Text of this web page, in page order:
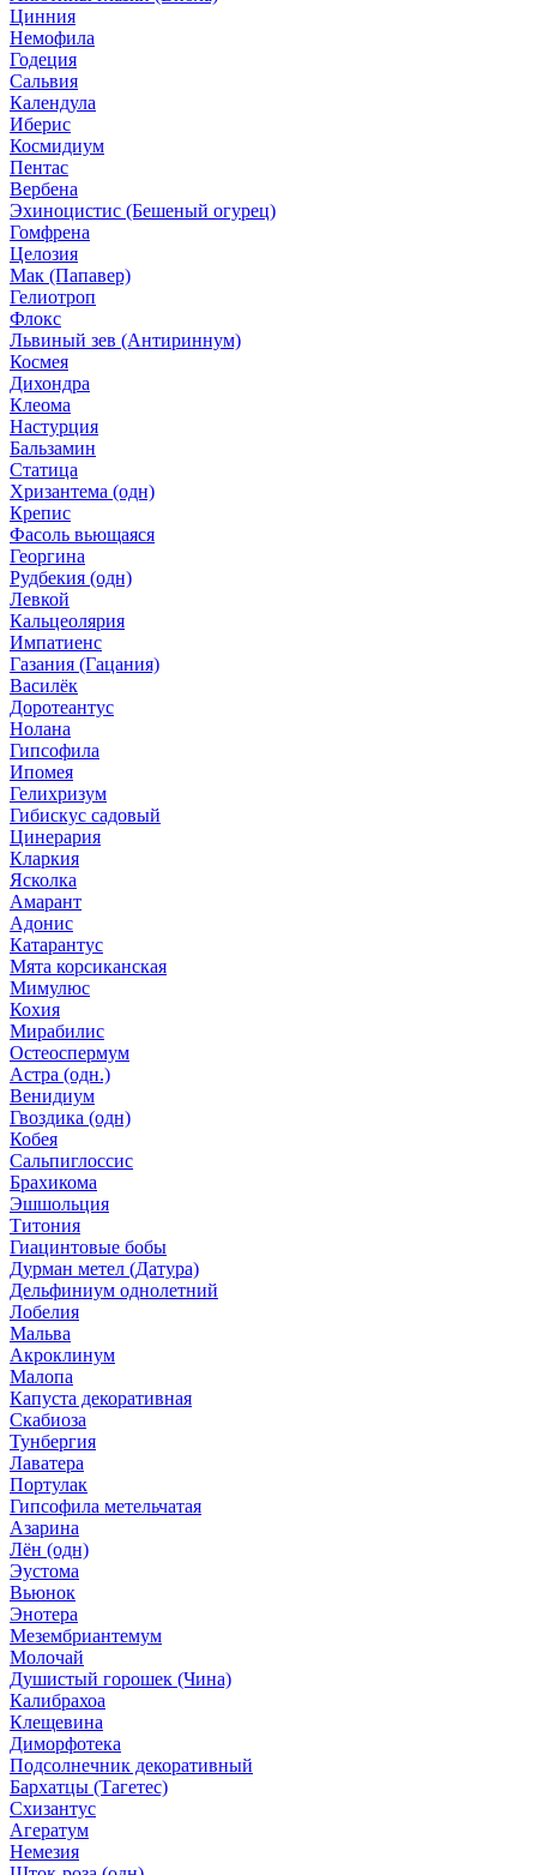
Цинния
Немофила
Годеция
Сальвия
Календула
Иберис
Космидиум
Пентас
Вербена
Эхиноцистис (Бешеный огурец)
Гомфрена
Целозия
Мак (Папавер)
Гелиотроп
Флокс
Львиный зев (Антириннум)
Космея
Дихондра
Клеома
Настурция
Бальзамин
Статица
Хризантема (одн)
Крепис
Фасоль вьющаяся
Георгина
Рудбекия (одн)
Левкой
Кальцеолярия
Импатиенс
Газания (Гацания)
Василёк
Доротеантус
Нолана
Гипсофила
Ипомея
Гелихризум
Гибискус садовый
Цинерария
Кларкия
Ясколка
Амарант
Адонис
Катарантус
Мята корсиканская
Мимулюс
Кохия
Мирабилис
Остеоспермум
Астра (одн.)
Венидиум
Гвоздика (одн)
Кобея
Сальпиглоссис
Брахикома
Эшшольция
Титония
Гиацинтовые бобы
Дурман метел (Датура)
Дельфиниум однолетний
Лобелия
Мальва
Акроклинум
Малопа
Капуста декоративная
Скабиоза
Тунбергия
Лаватера
Портулак
Гипсофила метельчатая
Азарина
Лён (одн)
Эустома
Вьюнок
Энотера
Мезембриантемум
Молочай
Душистый горошек (Чина)
Калибрахоа
Клещевина
Диморфотека
Подсолнечник декоративный
Бархатцы (Тагетес)
Схизантус
Агератум
Немезия